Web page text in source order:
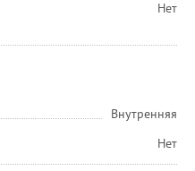
Нет
Внутренняя
Нет